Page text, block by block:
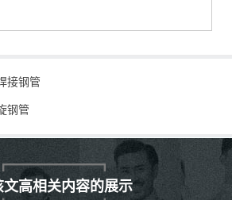
接钢管
钢管
文高相关内容的展示